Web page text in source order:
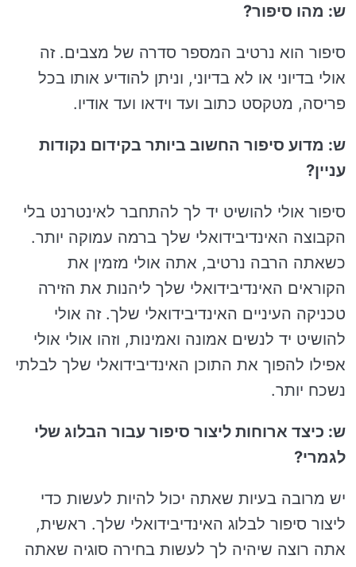
ש: מהו סיפור?
סיפור הוא נרטיב המספר סדרה של מצבים. זה
אולי בדיוני או לא בדיוני, וניתן להודיע אותו בכל
פריסה, מטקסט כתוב ועד וידאו ועד אודיו.
ש: מדוע סיפור החשוב ביותר בקידום נקודות
עניין?
סיפור אולי להושיט יד לך להתחבר לאינטרנט בלי
הקבוצה האינדיבידואלי שלך ברמה עמוקה יותר.
כשאתה הרבה נרטיב, אתה אולי מזמין את
הקוראים האינדיבידואלי שלך ליהנות את הזירה
טכניקה העיניים האינדיבידואלי שלך. זה אולי
להושיט יד לנשים אמונה ואמינות, וזהו אולי אולי
אפילו להפוך את התוכן האינדיבידואלי שלך לבלתי
נשכח יותר.
ש: כיצד ארוחות ליצור סיפור עבור הבלוג שלי
לגמרי?
יש מרובה בעיות שאתה יכול להיות לעשות כדי
ליצור סיפור לבלוג האינדיבידואלי שלך. ראשית,
אתה רוצה שיהיה לך לעשות בחירה סוגיה שאתה